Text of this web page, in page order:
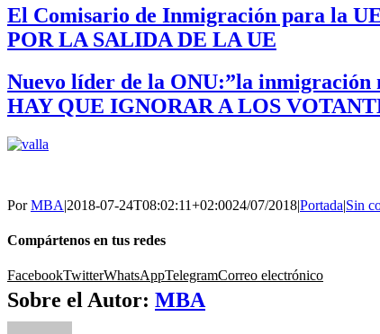
El Comisario de Inmigración para la
POR LA SALIDA DE LA UE
Nuevo líder de la ONU:”la inmigración
HAY QUE IGNORAR A LOS
PorMBA|2018-07-24T08:02:11+02:0024/07/2018|Portada|Sin
Compártenos en tus redes
FacebookTwitterWhatsAppTelegramCorreo electrónico
Sobre el Autor: MBA